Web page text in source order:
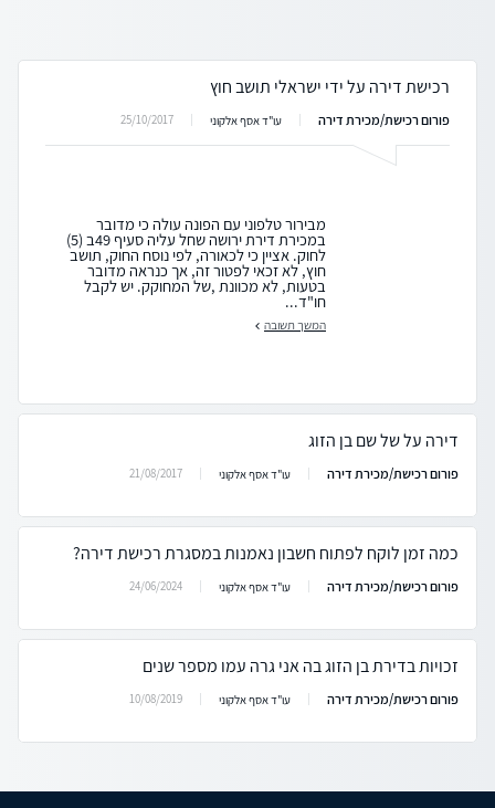
רכישת דירה על ידי ישראלי תושב חוץ
פורום רכישת/מכירת דירה עו"ד אסף אלקוני 25/10/2017
מבירור טלפוני עם הפונה עולה כי מדובר
במכירת דירת ירושה שחל עליה סעיף 49ב (5)
לחוק. אציין כי לכאורה, לפי נוסח החוק, תושב
חוץ, לא זכאי לפטור זה, אך כנראה מדובר
בטעות, לא מכוונת ,של המחוקק. יש לקבל
חו"ד...
המשך תשובה
דירה על של שם בן הזוג
פורום רכישת/מכירת דירה עו"ד אסף אלקוני 21/08/2017
כמה זמן לוקח לפתוח חשבון נאמנות במסגרת רכישת דירה?
פורום רכישת/מכירת דירה עו"ד אסף אלקוני 24/06/2024
זכויות בדירת בן הזוג בה אני גרה עמו מספר שנים
פורום רכישת/מכירת דירה עו"ד אסף אלקוני 10/08/2019